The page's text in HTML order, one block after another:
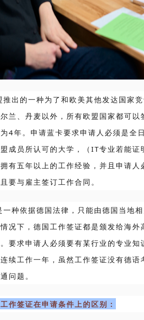
推出的一种为了和欧美其他发达国家
兰、丹麦以外，所有欧盟国家都可
4年。申请蓝卡要求申请人必须是全
成员所认可的大学，（IT专业若能
有五年以上的工作经验，并且申请
要与雇主签订工作合同。
一种依据德国法律，只能由德国当地
况下，德国工作签证都是颁发给海
要求申请人必须要有某行业的专业
续工作一年，虽然工作签证没有德
问题。
作签证在申请条件上的区别：